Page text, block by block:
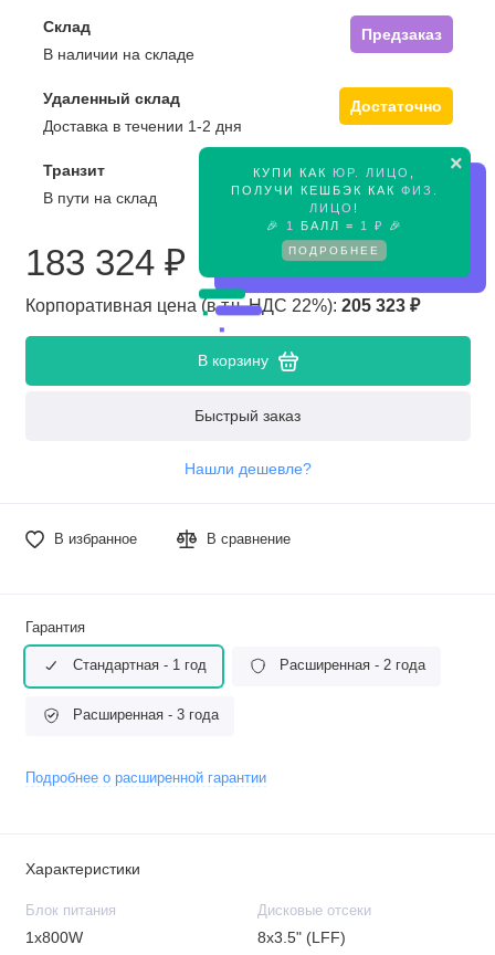
×
КУПИ КАК ЮР. ЛИЦО
ПОЛУЧИ КЕШБЭК КАК ФИЗ.
ЛИЦО !
🎉
1 БАЛЛ = 1 ₽ 🎉
ПОДРОБНЕЕ
Склад
Предзаказ
В наличии на складе
Удаленный склад
Достаточно
Доставка в течении 1-2 дня
Транзит
Предзаказ
В пути на склад
183 324 ₽
Корпоративная цена (в т.ч. НДС 22%): 205 323 ₽
В корзину
Быстрый заказ
Нашли дешевле?
В избранное В сравнение
Гарантия
Стандартная - 1 год Расширенная - 2 года
Расширенная - 3 года
Подробнее о расширенной гарантии
Характеристики
Блок питания
1x800W
Дисковые отсеки
8x3.5" (LFF)